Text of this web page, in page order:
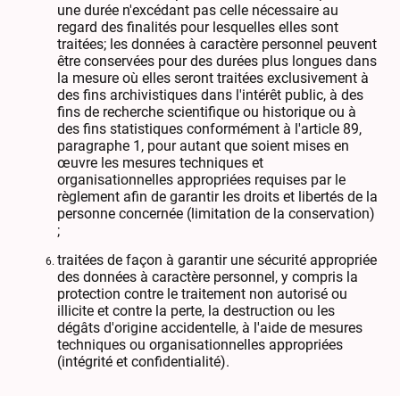
une durée n'excédant pas celle nécessaire au
regard des finalités pour lesquelles elles sont
traitées; les données à caractère personnel peuvent
être conservées pour des durées plus longues dans
la mesure où elles seront traitées exclusivement à
des fins archivistiques dans l'intérêt public, à des
fins de recherche scientifique ou historique ou à
des fins statistiques conformément à l'article 89,
paragraphe 1, pour autant que soient mises en
œuvre les mesures techniques et
organisationnelles appropriées requises par le
règlement afin de garantir les droits et libertés de la
personne concernée (limitation de la conservation)
;
traitées de façon à garantir une sécurité appropriée
des données à caractère personnel, y compris la
protection contre le traitement non autorisé ou
illicite et contre la perte, la destruction ou les
dégâts d'origine accidentelle, à l'aide de mesures
techniques ou organisationnelles appropriées
(intégrité et confidentialité).